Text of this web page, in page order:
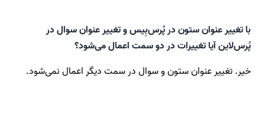
با تغییر عنوان ستون در پُرس‌بِیس و تغییر عنوان سوال در
پُرس‌لاین آیا تغییرات در دو سمت اعمال می‌شود؟
خیر. تغییر عنوان ستون و سوال در سمت دیگر اعمال نمی‌شود.